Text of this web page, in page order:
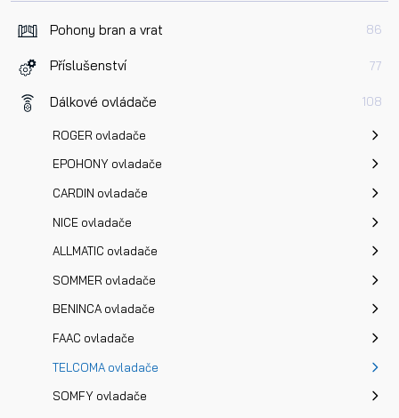
Pohony bran a vrat 86
Příslušenství 77
Dálkové ovládače 108
ROGER ovladače
EPOHONY ovladače
CARDIN ovladače
NICE ovladače
ALLMATIC ovladače
SOMMER ovladače
BENINCA ovladače
FAAC ovladače
TELCOMA ovladače
SOMFY ovladače
Dotaz k produktu
osobních údajů
zpracováním osobních údajů.
Odeslat